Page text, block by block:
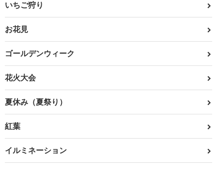
いちご狩り
お花見
ゴールデンウィーク
花火大会
夏休み（夏祭り）
紅葉
イルミネーション